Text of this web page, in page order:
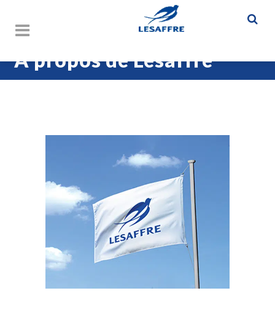
A propos de Lesaffre